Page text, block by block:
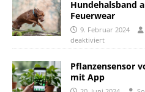
Hundehalsband
Feuerwear
9. Februar 2024
deaktiviert
Pflanzensensor
mit App